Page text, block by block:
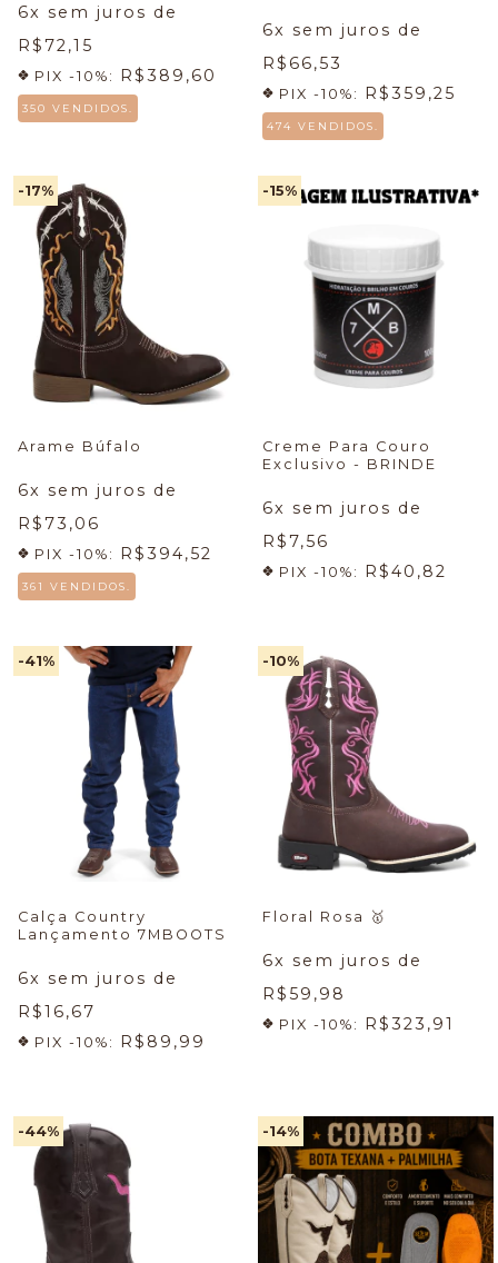
6x sem juros de
R$72,15
PIX -10%: R$389,60
350 VENDIDOS.
6x sem juros de
R$66,53
PIX -10%: R$359,25
474 VENDIDOS.
-17%
Arame Búfalo
6x sem juros de
R$73,06
PIX -10%: R$394,52
361 VENDIDOS.
-15%
Creme Para Couro
Exclusivo - BRINDE
6x sem juros de
R$7,56
PIX -10%: R$40,82
-41%
Calça Country
Lançamento 7MBOOTS
6x sem juros de
R$16,67
PIX -10%: R$89,99
-10%
Floral Rosa 🥇
6x sem juros de
R$59,98
PIX -10%: R$323,91
-44% -14%